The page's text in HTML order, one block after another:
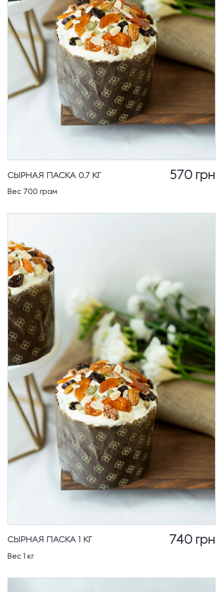
СЫРНАЯ ПАСКА 0,7 КГ 570 грн
Вес 700 грам
СЫРНАЯ ПАСКА 1 КГ 740 грн
Вес 1 кг